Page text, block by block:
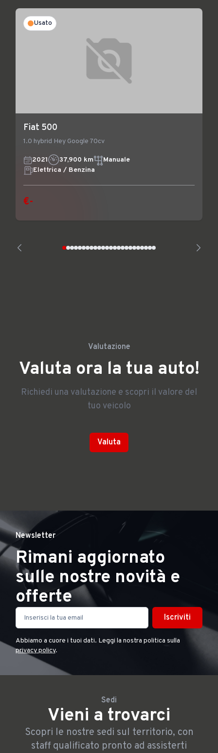
Usato
Fiat 500
1.0 hybrid Hey Google 70cv
2021 37,900 km
Manuale
Elettrica / Benzina
€-
Valutazione
Valuta ora la tua auto!
Richiedi una valutazione e scopri il valore del
tuo veicolo
Valuta
Newsletter
Rimani aggiornato
sulle nostre novità e
offerte
Iscriviti
Abbiamo a cuore i tuoi dati. Leggi la nostra politica sulla
privacy policy.
Sedi
Vieni a trovarci
Scopri le nostre sedi sul territorio, con
staff qualificato pronto ad assisterti